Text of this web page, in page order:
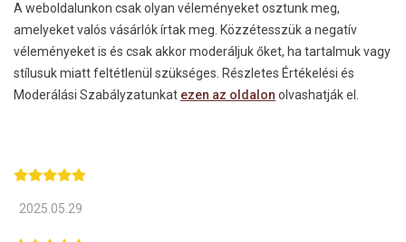
A weboldalunkon csak olyan véleményeket osztunk meg,
amelyeket valós vásárlók írtak meg. Közzétesszük a negatív
véleményeket is és csak akkor moderáljuk őket, ha tartalmuk vagy
stílusuk miatt feltétlenül szükséges. Részletes Értékelési és
Moderálási Szabályzatunkat ezen az oldalon olvashatják el.
2025.05.29